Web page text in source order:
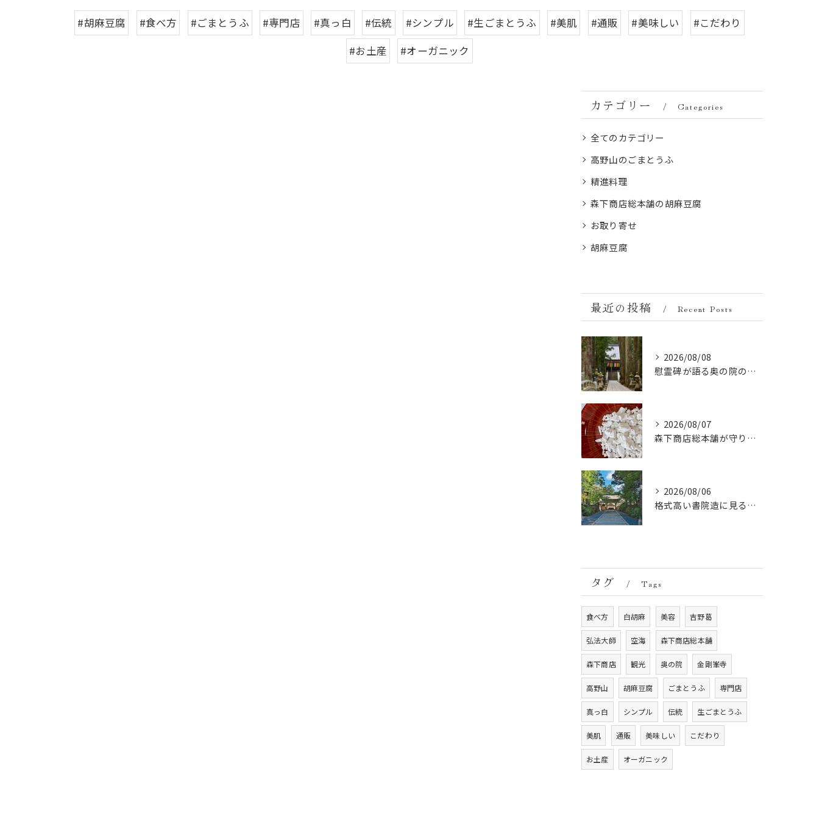
#胡麻豆腐 #食べ方 #ごまとうふ #専門店 #真っ白 #伝統 #シンプル #生ごまとうふ #美肌 #通販 #美味しい
#こだわり
#お土産
#オーガニック
カテゴリー Categories
全てのカテゴリー
高野山のごまとうふ
精進料理
森下商店総本舗の胡麻豆腐
お取り寄せ
胡麻豆腐
最近の投稿 Recent Posts
2026/08/08
慰霊碑が語る奥の院の過去：祈りと歴史の中間地点
2026/08/07
森下商店総本舗が守り続ける伝統の胡麻豆腐に使う吉野葛の純度と効能
2026/08/06
格式高い書院造に見る金剛峯寺の中世から近世への変遷
タグ Tags
食べ方 白胡麻 美容 吉野葛
弘法大師 空海 森下商店総本舗
森下商店 観光 奥の院 金剛峯寺
高野山 胡麻豆腐 ごまとうふ 専門店
真っ白 シンプル 伝統 生ごまとうふ
美肌 通販 美味しい こだわり
お土産 オーガニック